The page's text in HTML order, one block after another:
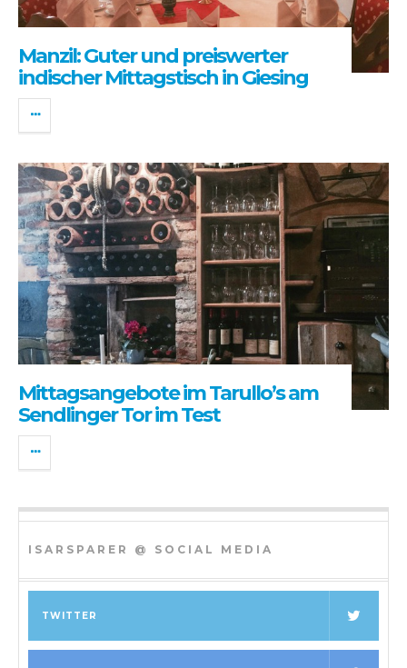
Manzil: Guter und preiswerter
indischer Mittagstisch in Giesing
Mittagsangebote im Tarullo’s am
Sendlinger Tor im Test
ISARSPARER @ SOCIAL MEDIA
TWITTER